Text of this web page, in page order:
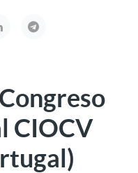
CIOCV